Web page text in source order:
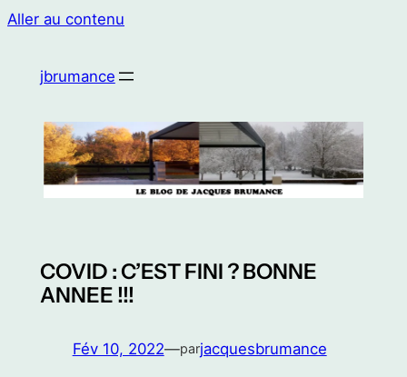
Aller au contenu
jbrumance
COVID : C’EST FINI ? BONNE
ANNEE !!!
Fév 10, 2022—parjacquesbrumance